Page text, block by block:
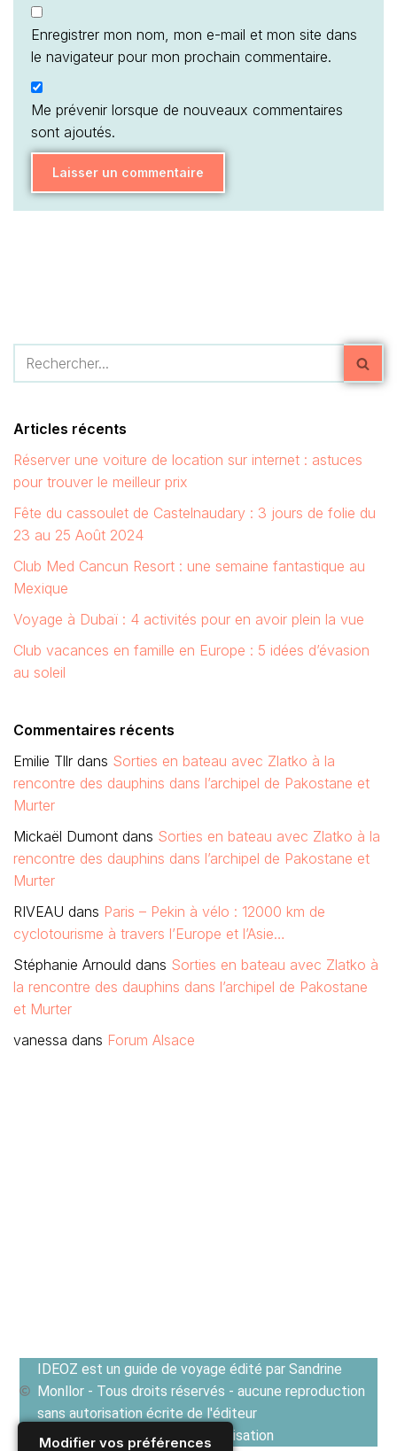
Modifier vos préférences
Enregistrer mon nom, mon e-mail et mon site dans
le navigateur pour mon prochain commentaire.
Me prévenir lorsque de nouveaux commentaires
sont ajoutés.
Articles récents
Réserver une voiture de location sur internet : astuces
pour trouver le meilleur prix
Fête du cassoulet de Castelnaudary : 3 jours de folie du
23 au 25 Août 2024
Club Med Cancun Resort : une semaine fantastique au
Mexique
Voyage à Dubaï : 4 activités pour en avoir plein la vue
Club vacances en famille en Europe : 5 idées d’évasion
au soleil
Commentaires récents
Emilie Tllr dans Sorties en bateau avec Zlatko à la
rencontre des dauphins dans l’archipel de Pakostane et
Murter
Mickaël Dumont dans Sorties en bateau avec Zlatko à la
rencontre des dauphins dans l’archipel de Pakostane et
Murter
RIVEAU dans Paris – Pekin à vélo : 12000 km de
cyclotourisme à travers l’Europe et l’Asie…
Stéphanie Arnould dans Sorties en bateau avec Zlatko à
la rencontre des dauphins dans l’archipel de Pakostane
et Murter
vanessa dans Forum Alsace
IDEOZ est un guide de voyage édité par Sandrine
Monllor - Tous droits réservés - aucune reproduction
sans autorisation écrite de l'éditeur
Voir les Conditions générales d'utilisation